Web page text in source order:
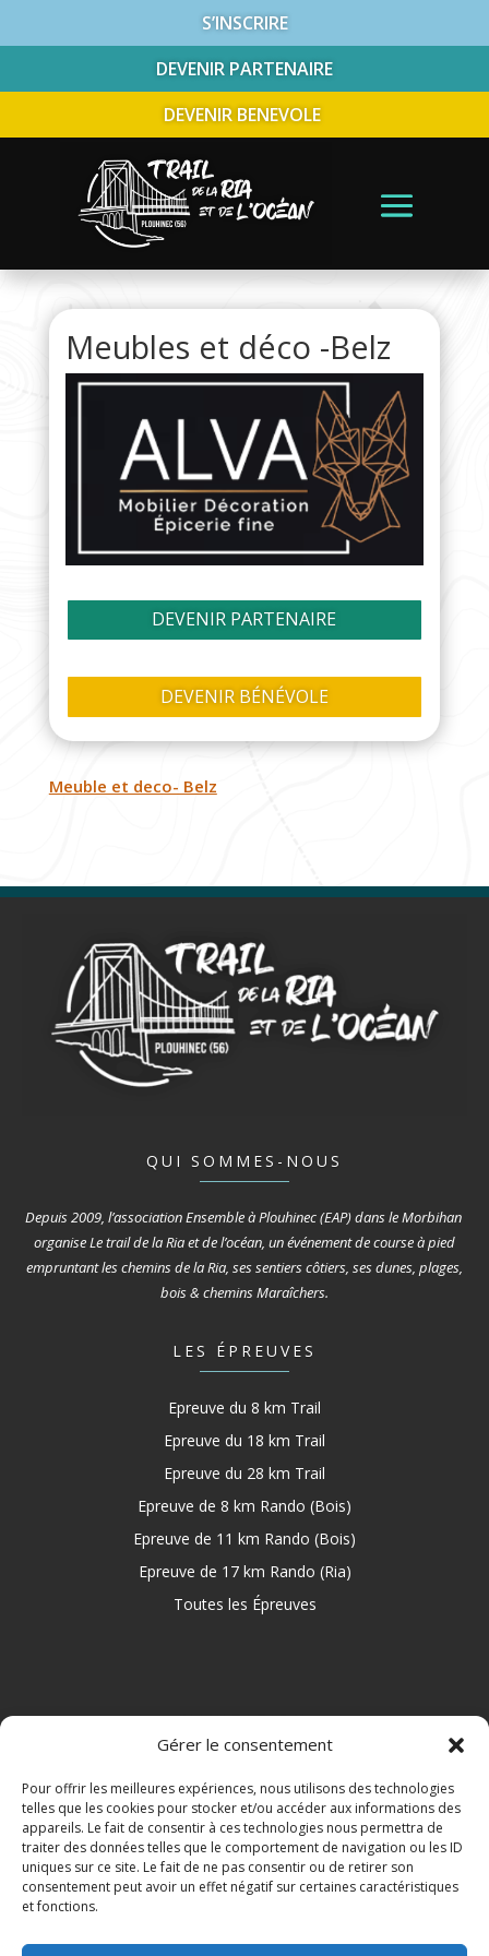
Gérer le consentement
Pour offrir les meilleures expériences, nous utilisons des technologies
telles que les cookies pour stocker et/ou accéder aux informations des
appareils. Le fait de consentir à ces technologies nous permettra de
traiter des données telles que le comportement de navigation ou les ID
uniques sur ce site. Le fait de ne pas consentir ou de retirer son
consentement peut avoir un effet négatif sur certaines caractéristiques
et fonctions.
S’INSCRIRE
DEVENIR PARTENAIRE
DEVENIR BENEVOLE
Meubles et déco -Belz
DEVENIR PARTENAIRE
DEVENIR BÉNÉVOLE
Meuble et deco- Belz
QUI SOMMES-NOUS
Depuis 2009, l’association Ensemble à Plouhinec (EAP) dans le Morbihan
organise Le trail de la Ria et de l’océan, un événement de course à pied
empruntant les chemins de la Ria, ses sentiers côtiers, ses dunes, plages,
bois & chemins Maraîchers.
LES ÉPREUVES
Epreuve du 8 km Trail
Epreuve du 18 km Trail
Epreuve du 28 km Trail
Epreuve de 8 km Rando (Bois)
Epreuve de 11 km Rando (Bois)
Epreuve de 17 km Rando (Ria)
Toutes les Épreuves
NAVIGATION
Infos pratiques
Inscriptions
Contactez-nous
Sponsors et Partenaires
Mentions légales